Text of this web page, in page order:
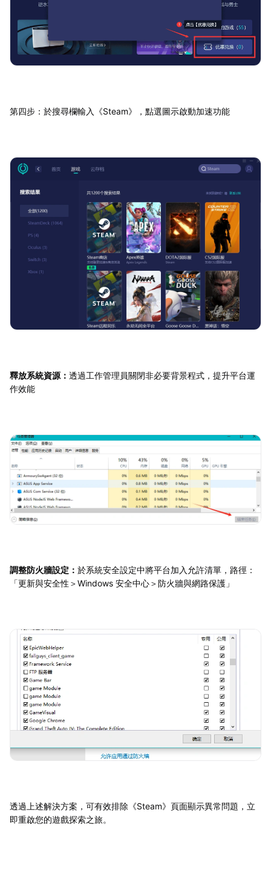
第四步：於搜尋欄輸入《Steam》，點選圖示啟動加速功能
釋放系統資源： 透過工作管理員關閉非必要背景程式，提升平台運
作效能
調整防火牆設定： 於系統安全設定中將平台加入允許清單，路徑：
「更新與安全性＞Windows 安全中心＞防火牆與網路保護」
透過上述解決方案，可有效排除《Steam》頁面顯示異常問題，立
即重啟您的遊戲探索之旅。